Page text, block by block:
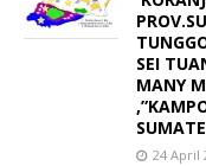
SEI
MANY
24 April